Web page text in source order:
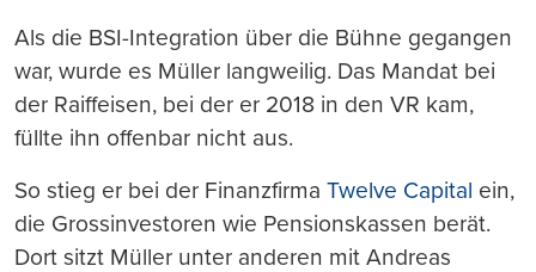
Als die BSI-Integration über die Bühne gegangen
war, wurde es Müller langweilig. Das Mandat bei
der Raiffeisen, bei der er 2018 in den VR kam,
füllte ihn offenbar nicht aus.
So stieg er bei der Finanzfirma Twelve Capital ein,
die Grossinvestoren wie Pensionskassen berät.
Dort sitzt Müller unter anderen mit Andreas